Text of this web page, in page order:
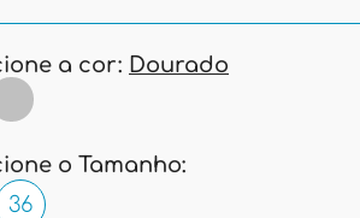
a cor: Dourado
o Tamanho:
36